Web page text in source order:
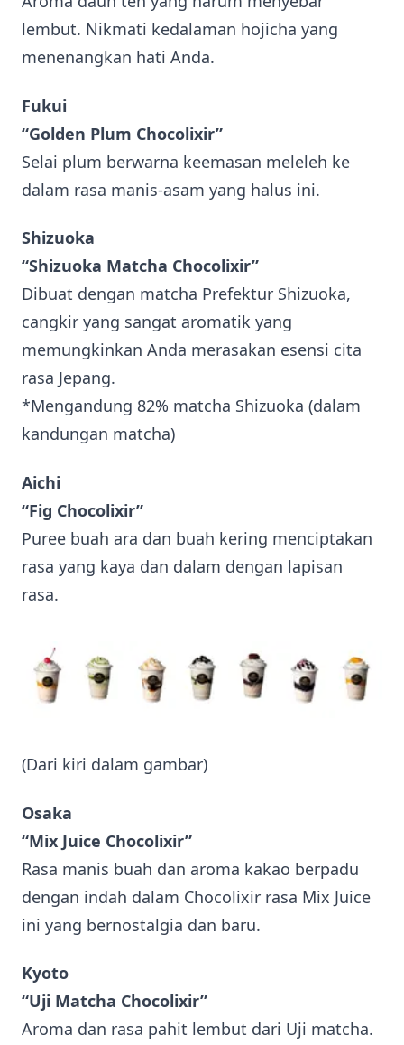
lembut. Nikmati kedalaman hojicha yang
menenangkan hati Anda.
Fukui
“Golden Plum Chocolixir”
Selai plum berwarna keemasan meleleh ke
dalam rasa manis-asam yang halus ini.
Shizuoka
“Shizuoka Matcha Chocolixir”
Dibuat dengan matcha Prefektur Shizuoka,
cangkir yang sangat aromatik yang
memungkinkan Anda merasakan esensi cita
rasa Jepang.
*Mengandung 82% matcha Shizuoka (dalam
kandungan matcha)
Aichi
“Fig Chocolixir”
Puree buah ara dan buah kering menciptakan
rasa yang kaya dan dalam dengan lapisan
rasa.
(Dari kiri dalam gambar)
Osaka
“Mix Juice Chocolixir”
Rasa manis buah dan aroma kakao berpadu
dengan indah dalam Chocolixir rasa Mix Juice
ini yang bernostalgia dan baru.
Kyoto
“Uji Matcha Chocolixir”
Aroma dan rasa pahit lembut dari Uji matcha.